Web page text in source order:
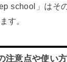
school」はそ
す。
注意点や使い方